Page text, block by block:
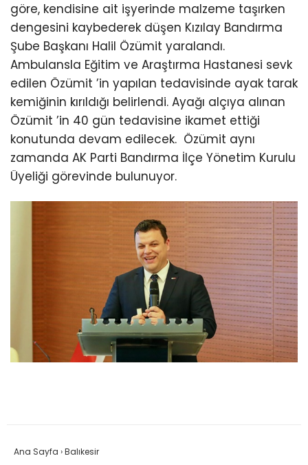
göre, kendisine ait işyerinde malzeme taşırken
dengesini kaybederek düşen Kızılay Bandırma
Şube Başkanı Halil Özümit yaralandı.
Ambulansla Eğitim ve Araştırma Hastanesi sevk
edilen Özümit ’in yapılan tedavisinde ayak tarak
kemiğinin kırıldığı belirlendi. Ayağı alçıya alınan
Özümit ’in 40 gün tedavisine ikamet ettiği
konutunda devam edilecek. Özümit aynı
zamanda AK Parti Bandırma İlçe Yönetim Kurulu
Üyeliği görevinde bulunuyor.
Ana Sayfa ›Balıkesir